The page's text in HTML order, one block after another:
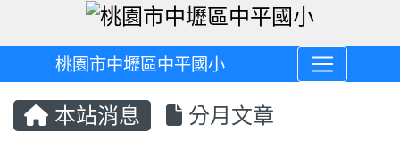
桃園市中壢區中平國小
本站消息 分月文章